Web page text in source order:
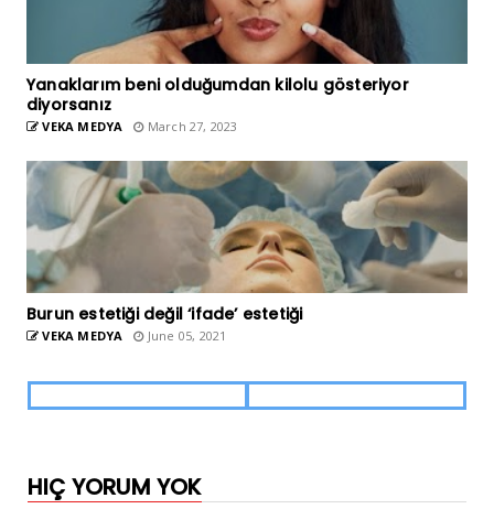
Yanaklarım beni olduğumdan kilolu gösteriyor
diyorsanız
VEKA MEDYA March 27, 2023
Burun estetiği değil ‘ifade’ estetiği
VEKA MEDYA June 05, 2021
HIÇ YORUM YOK